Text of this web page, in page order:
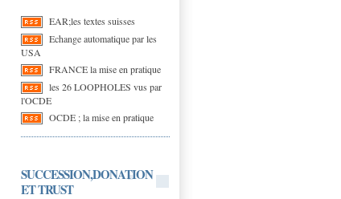
EAR;les textes suisses
Echange automatique par les
USA
FRANCE la mise en pratique
les 26 LOOPHOLES vus par
l'OCDE
OCDE ; la mise en pratique
SUCCESSION,DONATION
ET TRUST